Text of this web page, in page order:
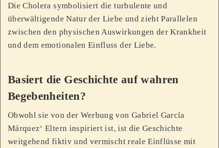
Die Cholera symbolisiert die turbulente und
überwältigende Natur der Liebe und zieht Parallelen
zwischen den physischen Auswirkungen der Krankheit
und dem emotionalen Einfluss der Liebe.
Basiert die Geschichte auf wahren
Begebenheiten?
Obwohl sie von der Werbung von Gabriel García
Márquez‘ Eltern inspiriert ist, ist die Geschichte
weitgehend fiktiv und vermischt reale Einflüsse mit